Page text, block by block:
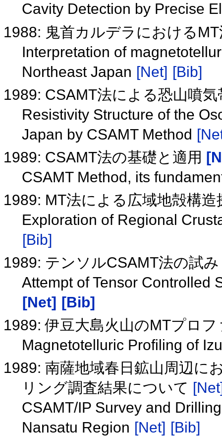
Cavity Detection by Precise
1988: 鬼首カルデラにおける
Interpretation of
Northeast Japan [Net] [Bib]
1989: CSAMT法による恐山噴
Resistivity Structure of the
Japan by CSAMT Method
1989: CSAMT法の基礎と適用
CSAMT Method, its
1989: MT法による広域地殻構
Exploration of Regional
[Bib]
1989: テンソルCSAMT法の試
Attempt of Tensor Controlled
[Net] [Bib]
1989: 伊豆大島火山のMTプロ
Magnetotelluric Profiling of
1989: 南薩地域春日鉱山周辺に
リング調査結果について
CSAMT/IP Survey and
Nansatu Region [Net] [Bib]